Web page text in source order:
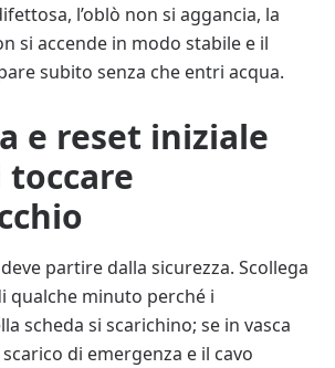
l’oblò non si aggancia, la
si accende in modo stabile e il
subito senza che entri acqua.
e reset iniziale
partire dalla sicurezza. Scollega
qualche minuto perché i
scheda si scarichino; se in vasca
scarico di emergenza e il cavo